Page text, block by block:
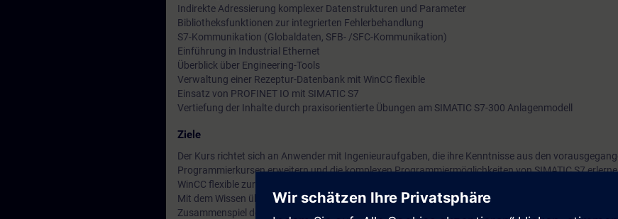
Indirekte Adressierung komplexer Datenstrukturen und Parameter
Bibliotheksfunktionen zur integrierten Fehlerbehandlung
S7-Kommunikation (Globaldaten, SFB- /SFC-Kommunikation)
Einführung in Industrial Ethernet
Überblick über Engineering-Tools
Verwaltung einer Rezeptur-Datenbank mit WinCC flexible
Einsatz von PROFINET IO mit SIMATIC S7
Vertiefung der Inhalte durch praxisorientierte Übungen am SIMATIC S7-300 Anlagenmodell
Ziele
Der Kurs richtet sich an Anwender mit Ingenieuraufgaben, die ihre Kenntnisse aus den
Programmierkursen erweitern und die komplexen Programmiermöglichkeiten von SIMATIC S7
WinCC flexible zur Rezepturverwaltung und nehmen dezentrale Peripherie mit PROFINET IO in Betrieb.
Mit dem Wissen über Totally Integrated Automation betrachten Sie Ihre Anlage ganzheitlich und
Zusammenspiel der einzelnen Komponenten. Nach dem Kurs beherrschen Sie die Strukturierung und